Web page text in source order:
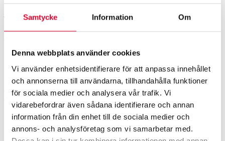
Samtycke Information Om
Denna webbplats använder cookies
Vi använder enhetsidentifierare för att anpassa innehållet
och annonserna till användarna, tillhandahålla funktioner
för sociala medier och analysera vår trafik. Vi
vidarebefordrar även sådana identifierare och annan
information från din enhet till de sociala medier och
annons- och analysföretag som vi samarbetar med.
Vår personalnöjdhet är hög
När våra anställda mår bra får våra kunder också bästa
möjliga service. Vi mäter vår medarbetarnöjdhet i årliga
medarbetarundersökningar. År 2025 var svarsfrekvensen
för vår undersökning 92% och personalens totala betyg till
Werksta var 5,2(på en skala från 1-6). eNPS låg på 39. Ett
eNPS kring 20 anses vara mycket bra – och allt över det
utmärkt.